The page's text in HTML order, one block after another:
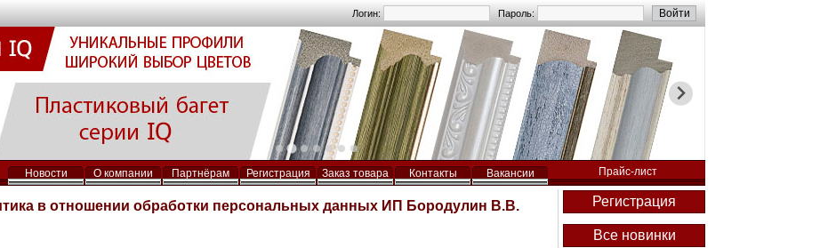
Логин: Пароль:
Новости О компании Партнёрам Регистрация Заказ товара Контакты Вакансии Прайс-лист
в отношении обработки персональных данных ИП Бородулин В.В.